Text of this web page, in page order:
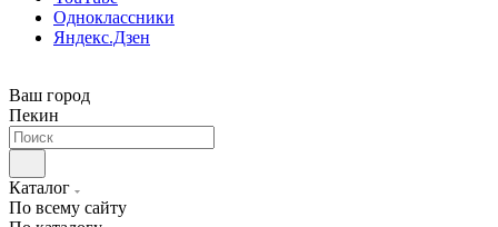
Одноклассники
Яндекс.Дзен
Ваш город
Пекин
Каталог
По всему сайту